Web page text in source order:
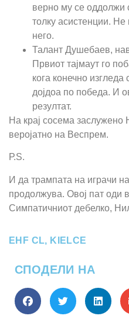
верно му се оддолжи
толку асистенции. Не
него.
Талант Душебаев,
Првиот тајмаут го
кога конечно
дојдоа по победа. И
резултат.
На крај сосема заслужено
веројатно на Веспрем.
Р.Ѕ.
И да трампата на играчи
продолжува. Овој пат оди
Симпатичниот дебелко,
EHF CL, KIELCE
СПОДЕЛИ НА